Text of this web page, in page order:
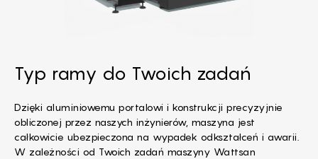
Typ ramy do Twoich zadań
Dzięki aluminiowemu portalowi i konstrukcji precyzyjnie
obliczonej przez naszych inżynierów, maszyna jest
całkowicie ubezpieczona na wypadek odkształceń i awarii.
W zależności od Twoich zadań maszyny Wattsan